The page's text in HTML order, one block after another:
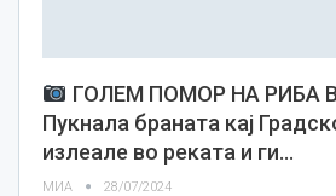
ГОЛЕМ ПОМОР НА РИБА
Пукнала браната кај
излеале во реката и ги…
МИА 28/07/2024